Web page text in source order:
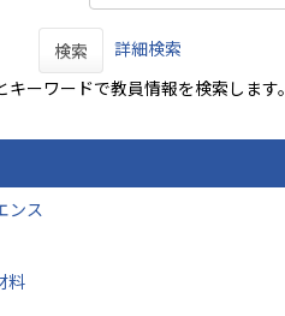
検索
詳細検索
キーワードで教員情報を検索します。
ンス
料